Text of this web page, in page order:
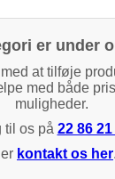
er under
at tilføje
med både
muligheder.
til os på 22 86 21
kontakt os her.